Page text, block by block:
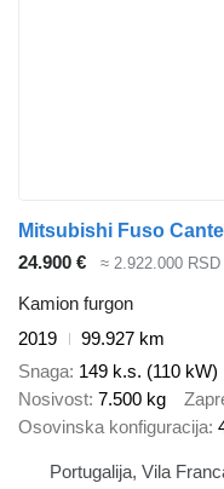
Mitsubishi Fuso
24.900 €
≈ 2.922.000 RSD
Kamion furgon
2019
99.927 km
Snaga 149 k.s. (110 kW)
Nosivost 7.500 kg
Osovinska konfiguracija
Portugalija, Vila